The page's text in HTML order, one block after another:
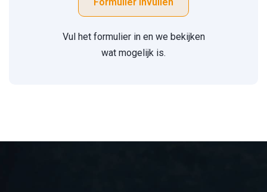
Vul het formulier in en we bekijken
wat mogelijk is.